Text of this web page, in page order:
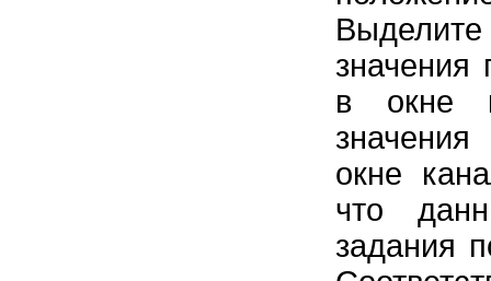
значения
в окне
окне
что
задания